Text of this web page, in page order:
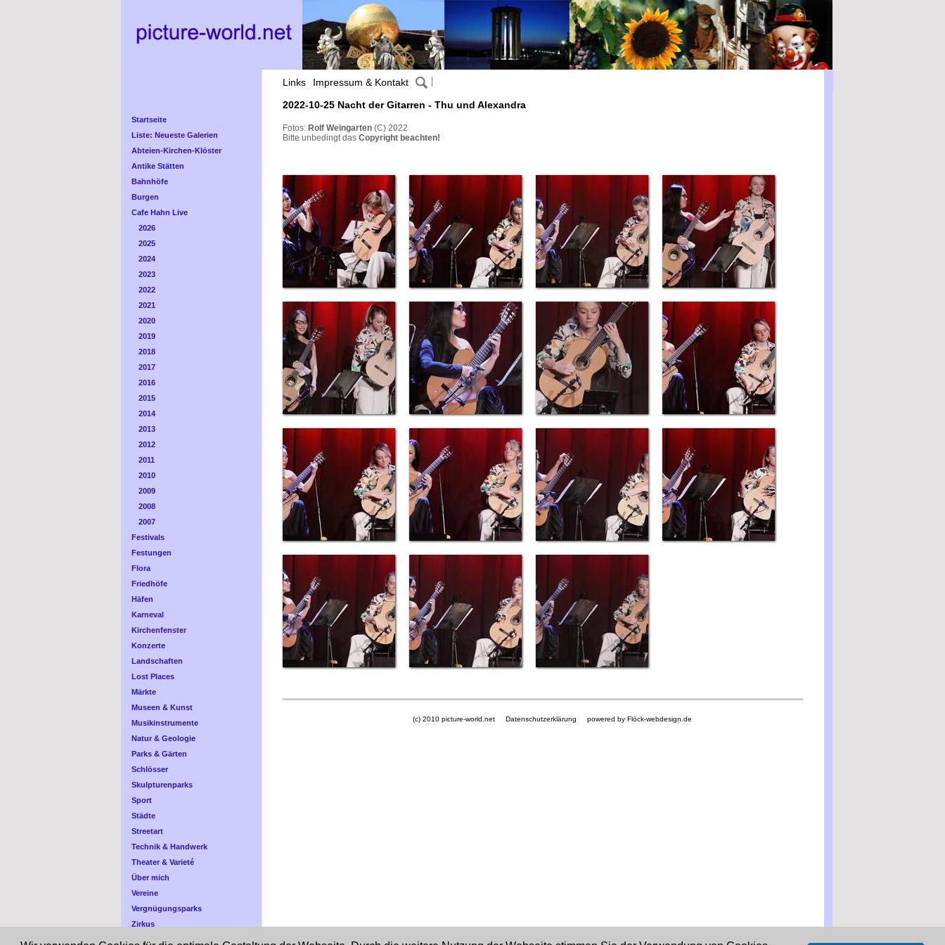
Links Impressum & Kontakt
Startseite
Liste: Neueste Galerien
Abteien-Kirchen-Klöster
Antike Stätten
Bahnhöfe
Burgen
Cafe Hahn Live
2026
2025
2024
2023
2022
2021
2020
2019
2018
2017
2016
2015
2014
2013
2012
2011
2010
2009
2008
2007
Festivals
Festungen
Flora
Friedhöfe
Häfen
Karneval
Kirchenfenster
Konzerte
Landschaften
Lost Places
Märkte
Museen & Kunst
Musikinstrumente
Natur & Geologie
Parks & Gärten
Schlösser
Skulpturenparks
Sport
Städte
Streetart
Technik & Handwerk
Theater & Varieté
Über mich
Vereine
Vergnügungsparks
Zirkus
2022-10-25 Nacht der Gitarren - Thu und Alexandra
Fotos: Rolf Weingarten(C) 2022
Bitte unbedingt das Copyright beachten!
(c) 2010 picture-world.net Datenschutzerklärung powered by Flöck-webdesign.de